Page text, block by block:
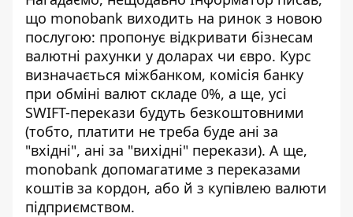
що monobank виходить на ринок з новою
послугою: пропонує відкривати бізнесам
валютні рахунки у доларах чи євро. Курс
визначається міжбанком, комісія банку
при обміні валют складе 0%, а ще, усі
SWIFT-перекази будуть безкоштовними
(тобто, платити не треба буде ані за
"вхідні", ані за "вихідні" перекази). А ще,
monobank допомагатиме з переказами
коштів за кордон, або й з купівлею валюти
підприємством.